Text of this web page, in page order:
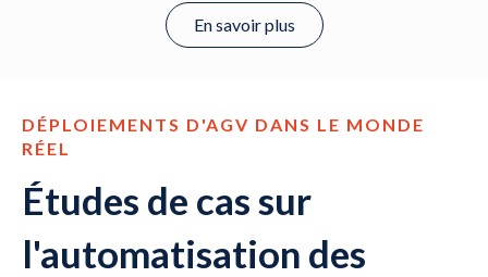
En savoir plus
DÉPLOIEMENTS D'AGV DANS LE MONDE
RÉEL
Études de cas sur
l'automatisation des